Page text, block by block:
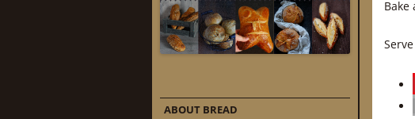
Bake
ABOUT BREAD